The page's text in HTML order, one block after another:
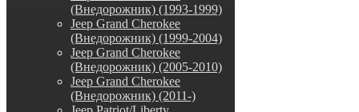
(Внедорожник) (1993-1999)
Jeep Grand Cherokee
(Внедорожник) (1999-2004)
Jeep Grand Cherokee
(Внедорожник) (2005-2010)
Jeep Grand Cherokee
(Внедорожник) (2011-)